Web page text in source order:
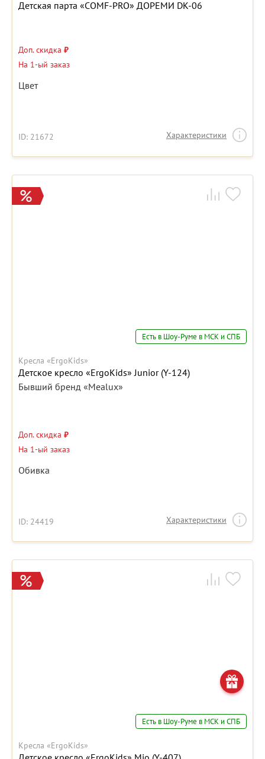
Детская парта «COMF-PRO» ДОРЕМИ DK-06
Доп. скидка ₽
На 1-ый заказ
Цвет
ID: 21672 Характеристики
Есть в Шоу-Руме в МСК и СПБ
Кресла «ErgoKids»
Детское кресло «ErgoKids» Junior (Y-124)
Бывший бренд «Mealux»
Доп. скидка ₽
На 1-ый заказ
Обивка
ID: 24419 Характеристики
Есть в Шоу-Руме в МСК и СПБ
Кресла «ErgoKids»